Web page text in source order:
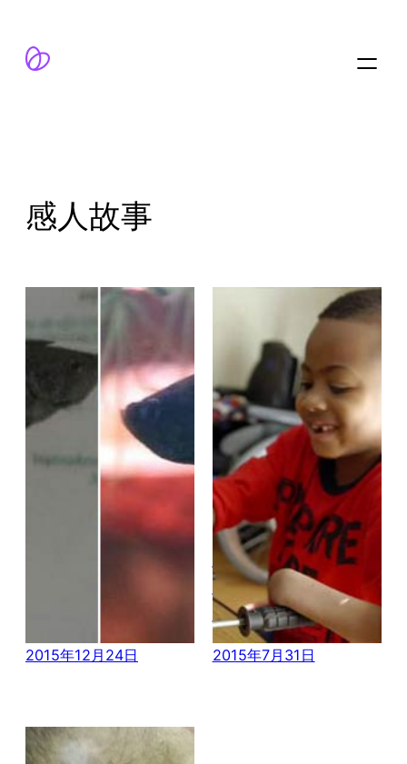
感人故事
奄奄一息的斗鱼
月时间创造奇迹
2015年12月24日
8岁小男孩的双
手颠覆了人类医
学的历史
2015年7月31日